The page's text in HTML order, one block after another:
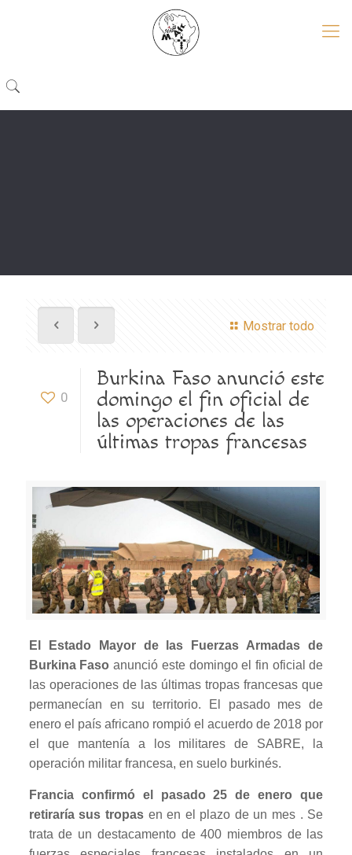
Mostrar todo
0
Burkina Faso anunció este
domingo el fin oficial de
las operaciones de las
últimas tropas francesas
El Estado Mayor de las Fuerzas Armadas de
Burkina Faso anunció este domingo el fin oficial de
las operaciones de las últimas tropas francesas que
permanecían en su territorio. El pasado mes de
enero el país africano rompió el acuerdo de 2018 por
el que mantenía a los militares de SABRE, la
operación militar francesa, en suelo burkinés.
Francia confirmó el pasado 25 de enero que
retiraría sus tropasen en el plazo de un mes . Se
trata de un destacamento de 400 miembros de las